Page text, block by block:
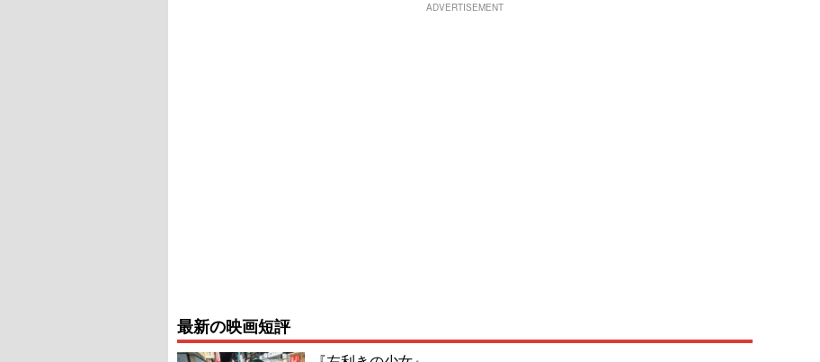
ADVERTISEMENT
最新の映画短評